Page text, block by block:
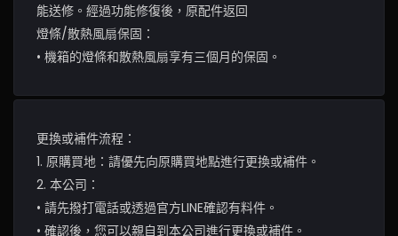
能送修。經過功能修復後，原配件返回
燈條/散熱風扇保固：
• 機箱的燈條和散熱風扇享有三個月的保固。
更換或補件流程：
1. 原購買地：請優先向原購買地點進行更換或補件。
2. 本公司：
• 請先撥打電話或透過官方LINE確認有料件。
• 確認後，您可以親自到本公司進行更換或補件。